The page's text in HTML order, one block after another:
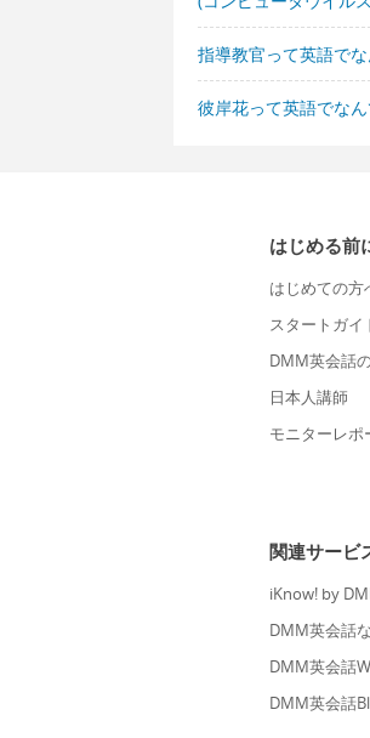
指導教官って英語で
彼岸花って英語でな
はじめる前
はじめての方
スタートガイ
DMM英会話
日本人講師
モニターレポ
関連サービ
iKnow! by
DMM英会話
DMM英会話
DMM英会話